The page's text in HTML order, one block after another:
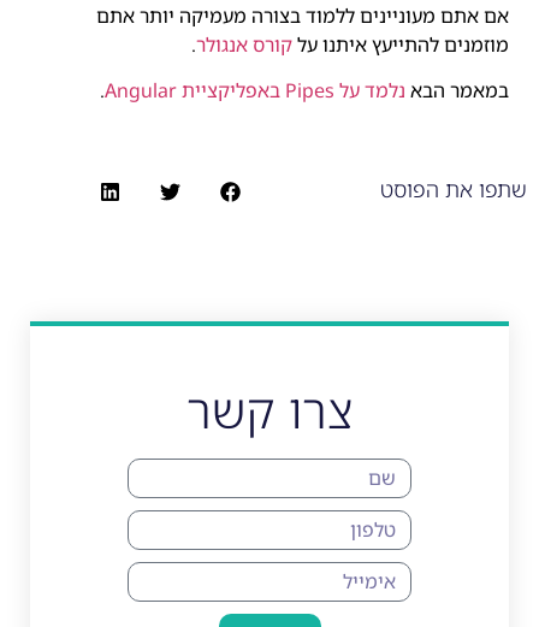
אם אתם מעוניינים ללמוד בצורה מעמיקה יותר אתם
מוזמנים להתייעץ איתנו עלקורס אנגולר.
במאמר הבא נלמד על Pipes באפליקציית Angular .
שתפו את הפוסט
צרו קשר